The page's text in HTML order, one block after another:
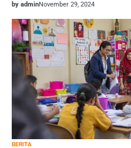
by adminNovember 29, 2024
BERITA